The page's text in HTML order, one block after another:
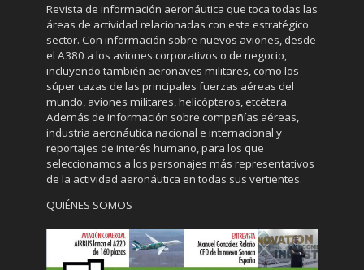
Revista de información aeronáutica que toca todas las
áreas de actividad relacionadas con este estratégico
sector. Con información sobre nuevos aviones, desde
el A380 a los aviones corporativos o de negocio,
incluyendo también aeronaves militares, como los
súper cazas de las principales fuerzas aéreas del
mundo, aviones militares, helicópteros, etcétera.
Además de información sobre compañías aéreas,
industria aeronáutica nacional e internacional y
reportajes de interés humano, para los que
seleccionamos a los personajes más representativos
de la actividad aeronáutica en todas sus vertientes.
QUIÉNES SOMOS